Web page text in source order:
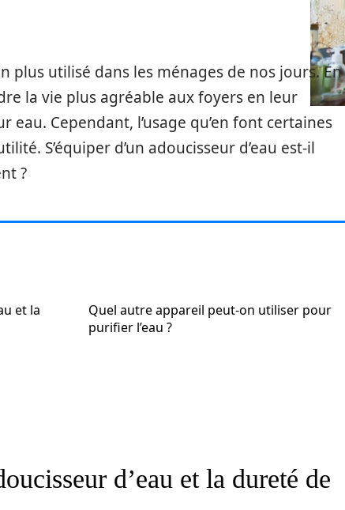
plus utilisé dans les ménages de nos jours. En
la vie plus agréable aux foyers en leur
Cependant, l’usage qu’en font certaines
S’équiper d’un adoucisseur d’eau est-il
?
et la
Quel autre appareil peut-on utiliser pour
purifier l’eau ?
d’eau et la dureté de